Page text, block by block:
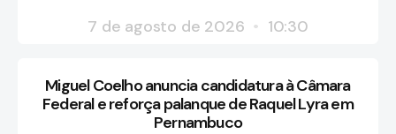
7 de agosto de 2026
10:30
Miguel Coelho anuncia candidatura à Câmara
Federal e reforça palanque de Raquel Lyra em
Pernambuco